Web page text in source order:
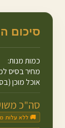
סיכום
כמות מנות:
מחיר בסיס
אוכל מוכן
סה"כ
🚚 ללא עלות